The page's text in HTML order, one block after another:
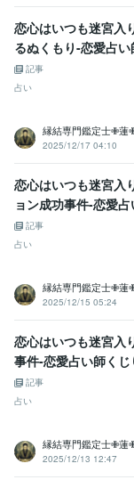
恋心はいつも迷宮入
るぬくもり-恋愛占
記事
占い
縁結専門鑑定士✙蓮
2025/12/17 04:10
恋心はいつも迷宮入
ョン成功事件-恋愛
記事
占い
縁結専門鑑定士✙蓮
2025/12/15 05:24
恋心はいつも迷宮入
事件-恋愛占い師く
記事
占い
縁結専門鑑定士✙蓮
2025/12/13 12:47